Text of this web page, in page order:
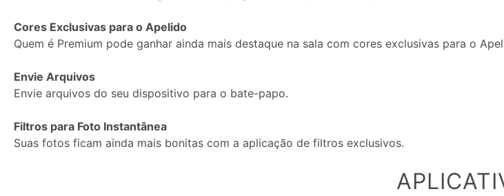
Cores Exclusivas para o Apelido
Quem é Premium pode ganhar ainda mais destaque na sala com cores exclusivas para o
Envie Arquivos
Envie arquivos do seu dispositivo para o bate-papo.
Filtros para Foto Instantânea
Suas fotos ficam ainda mais bonitas com a aplicação de filtros exclusivos.